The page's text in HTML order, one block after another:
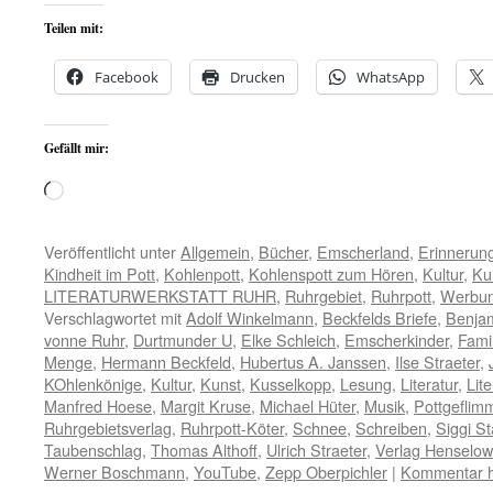
Teilen mit:
Facebook Drucken WhatsApp
Gefällt mir:
Wird
Veröffentlicht unterAllgemein, Bücher, Emscherland,
Kindheit im Pott, Kohlenpott, Kohlenspott zum Hören, Kultur,
LITERATURWERKSTATT RUHR, Ruhrgebiet, Ruhrpott,
Verschlagwortet mitAdolf Winkelmann, Beckfelds Briefe,
vonne Ruhr, Durtmunder U, Elke Schleich, Emscherkinder,
Menge, Hermann Beckfeld, Hubertus A. Janssen, Ilse Straeter,
KOhlenkönige, Kultur, Kunst, Kusselkopp, Lesung, Literatur,
Manfred Hoese, Margit Kruse, Michael Hüter, Musik,
Ruhrgebietsverlag, Ruhrpott-Köter, Schnee, Schreiben, Siggi
Taubenschlag, Thomas Althoff, Ulrich Straeter, Verlag
Werner Boschmann, YouTube, Zepp Oberpichler | Kommentar